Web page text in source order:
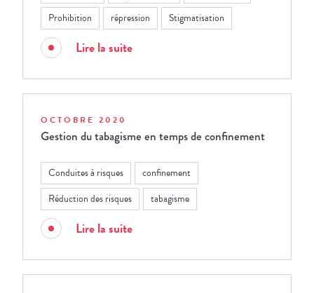
Prohibition
répression Stigmatisation
Lire la suite
OCTOBRE 2020
Gestion du tabagisme en temps de confinement
Conduites à risques
confinement
Réduction des risques
tabagisme
Lire la suite